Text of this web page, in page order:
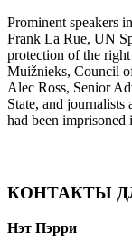
Prominent speakers
Frank La Rue, UN
protection of the
Muižnieks, Council
Alec Ross, Senior
State, and
had been
КОНТАКТЫ
Нэт Пэрри